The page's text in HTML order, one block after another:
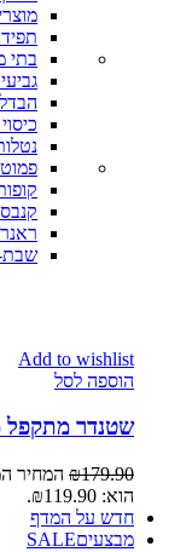
בתי
שבת-
Add to wishlist
הוספה לסל
שטנדר מתקפל
₪179.90 המחיר
הוא: ₪119.90.
חדש על המדף
מבצעיםSALE